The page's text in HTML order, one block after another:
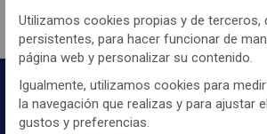
Utilizamos cookies propias y de terceros,
persistentes, para hacer funcionar de
página web y personalizar su contenido.
Igualmente, utilizamos cookies para
la navegación que realizas y para ajustar
gustos y preferencias.